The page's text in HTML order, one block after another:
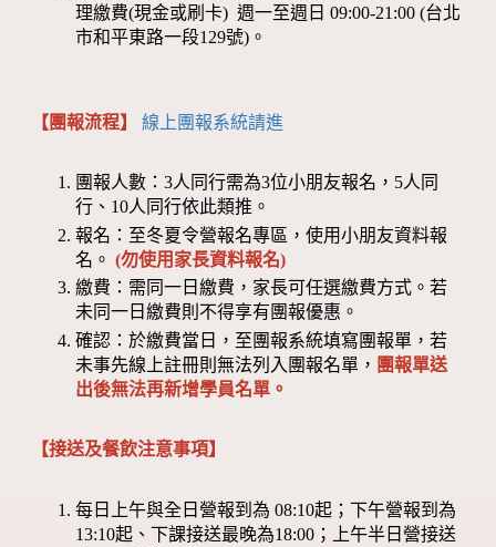
理繳費(現金或刷卡) 週一至週日 09:00-21:00 (台北
市和平東路一段129號)。
【團報流程】線上團報系統請進
團報人數：3人同行需為3位小朋友報名，5人同
行、10人同行依此類推。
報名：至冬夏令營報名專區，使用小朋友資料報
名。 (勿使用家長資料報名)
繳費：需同一日繳費，家長可任選繳費方式。若
未同一日繳費則不得享有團報優惠。
確認：於繳費當日，至團報系統填寫團報單，若
未事先線上註冊則無法列入團報名單， 團報單送
出後無法再新增學員名單。
【接送及餐飲注意事項】
每日上午與全日營報到為 08:10起；下午營報到為
13:10起、下課接送最晚為18:00；上午半日營接送